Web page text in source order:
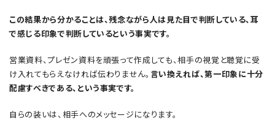
この結果から分かることは、残念ながら人は見た目で判断している、耳
で感じる印象で判断しているという事実です。
営業資料、プレゼン資料を頑張って作成しても、相手の視覚と聴覚に受
け入れてもらえなければ伝わりません。 言い換えれば、第一印象に十分
配慮すべきである、という事実です。
自らの装いは、相手へのメッセージになります。